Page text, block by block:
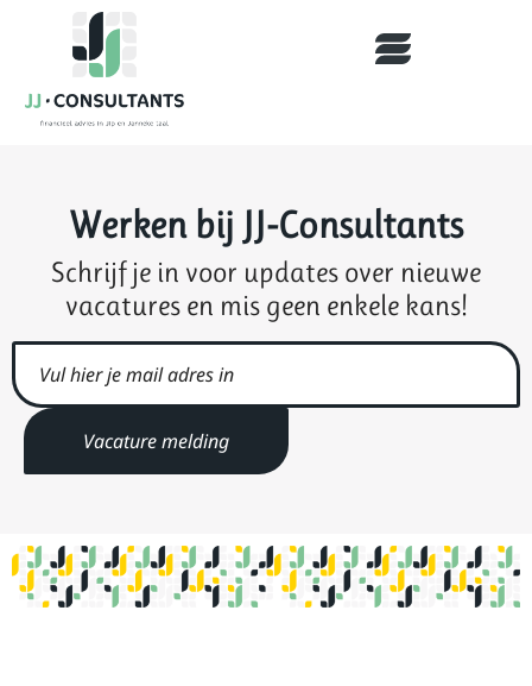
Werken bij JJ-Consultants
Schrijf je in voor updates over nieuwe
vacatures en mis geen enkele kans!
Vacature melding